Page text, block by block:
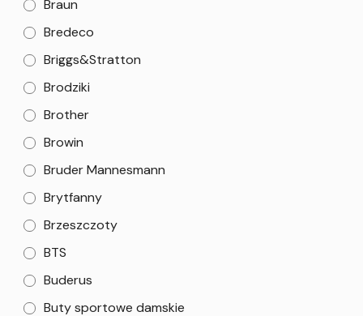
Braun
Bredeco
Briggs&Stratton
Brodziki
Brother
Browin
Bruder Mannesmann
Brytfanny
Brzeszczoty
BTS
Buderus
Buty sportowe damskie